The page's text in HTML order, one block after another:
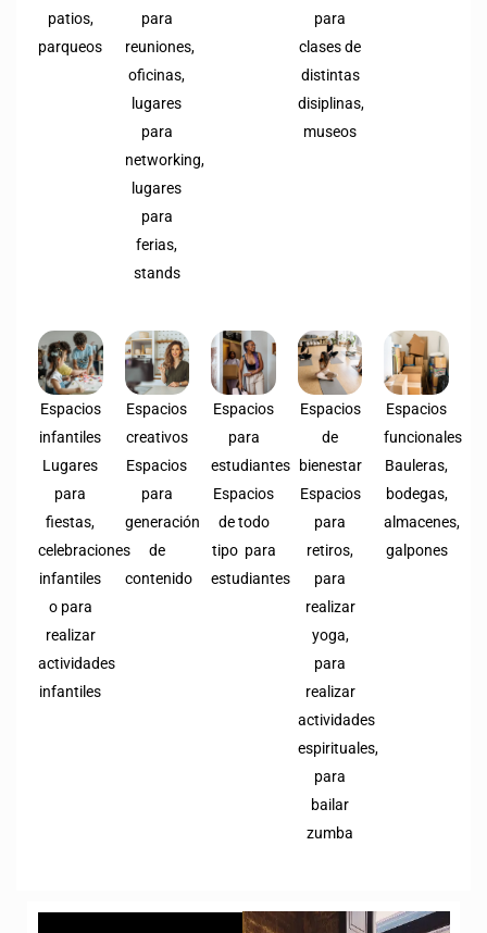
patios,
parqueos
para
reuniones,
oficinas,
lugares
para
networking,
lugares
para
ferias,
stands
para
clases de
distintas
disiplinas,
museos
Espacios
infantiles
Lugares
para
fiestas,
celebraciones
infantiles
o para
realizar
actividades
infantiles
Espacios
creativos
Espacios
para
generación
de
contenido
Espacios
para
estudiantes
Espacios
de todo
tipo para
estudiantes
Espacios
de
bienestar
Espacios
para
retiros,
para
realizar
yoga,
para
realizar
actividades
espirituales,
para
bailar
zumba
Espacios
funcionales
Bauleras,
bodegas,
almacenes,
galpones